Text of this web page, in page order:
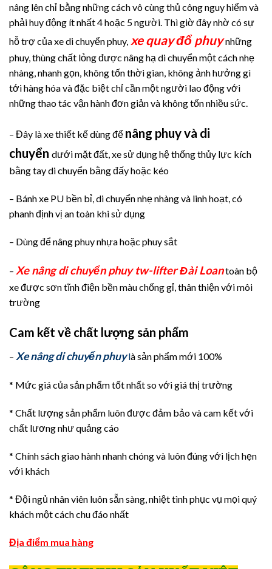
nâng lên chỉ bằng những cách vô cùng thủ công nguy hiểm và
phải huy động ít nhất 4 hoặc 5 người. Thì giờ đây nhờ có sự
hỗ trợ của xe di chuyển phuy, xe quay đổ phuy những
phuy, thùng chất lỏng được nâng hạ di chuyển một cách nhẹ
nhàng, nhanh gọn, không tốn thời gian, không ảnh hưởng gì
tới hàng hóa và đặc biệt chỉ cần một người lao động với
những thao tác vận hành đơn giản và không tốn nhiều sức.
– Đây là xe thiết kế dùng để nâng phuy và di
chuyển dưới mặt đất, xe sử dụng hệ thống thủy lực kích
bằng tay di chuyển bằng đấy hoặc kéo
– Bánh xe PU bền bỉ, di chuyển nhẹ nhàng và linh hoạt, có
phanh định vị an toàn khi sử dụng
– Dùng để nâng phuy nhựa hoặc phuy sắt
– Xe nâng di chuyển phuy tw-lifter Đài Loantoàn bộ
xe được sơn tĩnh điện bền màu chống gỉ, thân thiện với môi
trường
Cam kết về chất lượng sản phẩm
– Xe nâng di chuyển phuylà sản phẩm mới 100%
* Mức giá của sản phẩm tốt nhất so với giá thị trường
* Chất lượng sản phẩm luôn được đảm bảo và cam kết với
chất lương như quảng cáo
* Chính sách giao hành nhanh chóng và luôn đúng với lịch hẹn
với khách
* Đội ngủ nhân viên luôn sẵn sàng, nhiệt tình phục vụ mọi quý
khách một cách chu đáo nhất
Địa điểm mua hàng